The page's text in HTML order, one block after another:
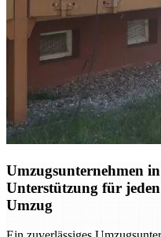
Umzugsunternehmen
Unterstützung für
Umzug